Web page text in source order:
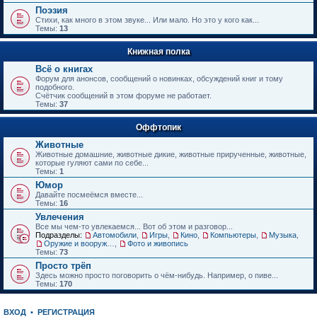
е
н
и
ю
Поэзия
Стихи, как много в этом звуке... Или мало. Но это у кого как...
Темы: 13
Книжная полка
Всё о книгах
Форум для анонсов, сообщений о новинках, обсуждений книг и тому
подобного.
Счётчик сообщений в этом форуме не работает.
Темы: 37
Оффтопик
Животные
Животные домашние, животные дикие, животные прирученные, животные,
которые гуляют сами по себе...
Темы: 1
Юмор
Давайте посмеёмся вместе...
Темы: 16
Увлечения
Все мы чем-то увлекаемся... Вот об этом и разговор...
Подразделы:
Автомобили Игры Кино Компьютеры Музыка
Фото и живопись
Темы: 73
Просто трёп
Здесь можно просто поговорить о чём-нибудь. Например, о пиве...
Темы: 170
ВХОД • РЕГИСТРАЦИЯ